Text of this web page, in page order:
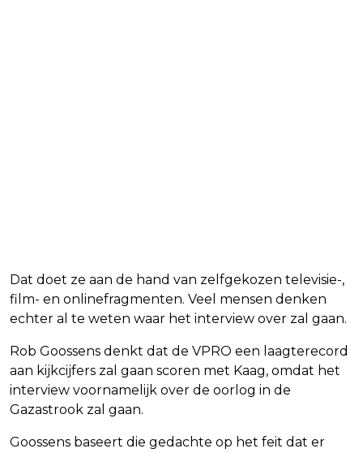
Dat doet ze aan de hand van zelfgekozen televisie-,
film- en onlinefragmenten. Veel mensen denken
echter al te weten waar het interview over zal gaan.
Rob Goossens denkt dat de VPRO een laagterecord
aan kijkcijfers zal gaan scoren met Kaag, omdat het
interview voornamelijk over de oorlog in de
Gazastrook zal gaan.
Goossens baseert die gedachte op het feit dat er